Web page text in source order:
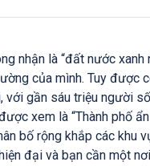
nhận là “đất nước xanh
của mình. Tuy được
với gần sáu triệu người
xem là “Thành phố
bố rộng khắp các khu
đại và bạn cần một